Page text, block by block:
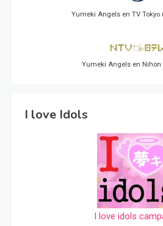
Yumeki Angels en TV Tokyo
Yumeki Angels en Nihon
I love Idols
I love idols